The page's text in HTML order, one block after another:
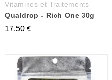
Vitamines et Traitements
Qualdrop - Rich One 30g
17,50 €